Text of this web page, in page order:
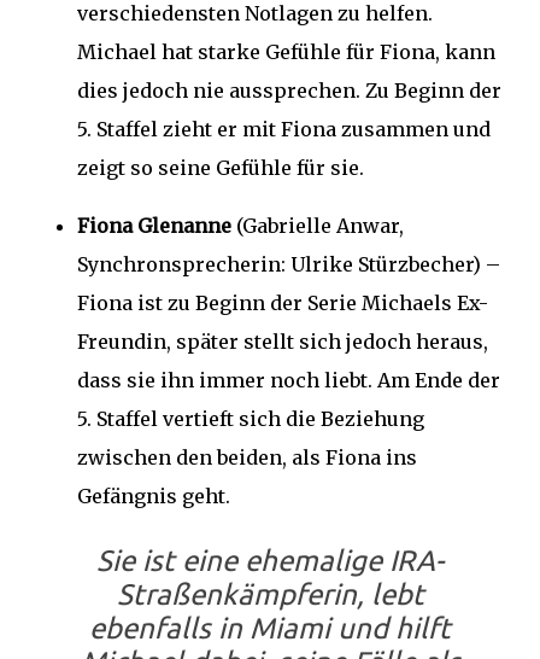
verschiedensten Notlagen zu helfen.
Michael hat starke Gefühle für Fiona, kann
dies jedoch nie aussprechen. Zu Beginn der
5. Staffel zieht er mit Fiona zusammen und
zeigt so seine Gefühle für sie.
Fiona Glenanne (Gabrielle Anwar,
Synchronsprecherin: Ulrike Stürzbecher) –
Fiona ist zu Beginn der Serie Michaels Ex-
Freundin, später stellt sich jedoch heraus,
dass sie ihn immer noch liebt. Am Ende der
5. Staffel vertieft sich die Beziehung
zwischen den beiden, als Fiona ins
Gefängnis geht.
Sie ist eine ehemalige IRA-
Straßenkämpferin, lebt
ebenfalls in Miami und hilft